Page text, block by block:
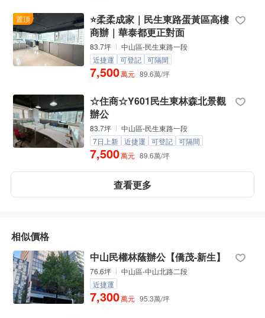
置頂
⭐️柔柔成家｜民生東路蛋黃區高樓
商辦｜華泰都更正對面
83.7坪
中山區-民生東路一段
近捷運
可登記 可隔間
7,500萬元 89.6萬/坪
☆住商☆Y601民生東林森北景觀
辦公
83.7坪
中山區-民生東路一段
7日上新 近捷運 可登記 可隔間
7,500萬元 89.6萬/坪
查看更多
相似價格
中山民權林蔭辦公【僑茂-新生】
76.6坪
中山區-中山北路二段
近捷運
7,300萬元 95.3萬/坪